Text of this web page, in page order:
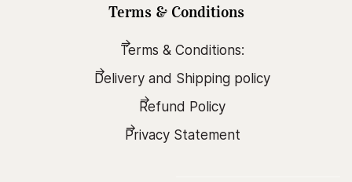
Terms & Conditions
Terms & Conditions:
Delivery and Shipping policy
Refund Policy
Privacy Statement